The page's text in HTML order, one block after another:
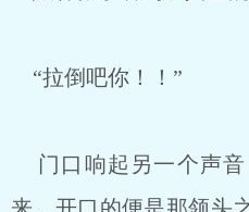
“拉倒吧你！！”
门口响起另一个声音